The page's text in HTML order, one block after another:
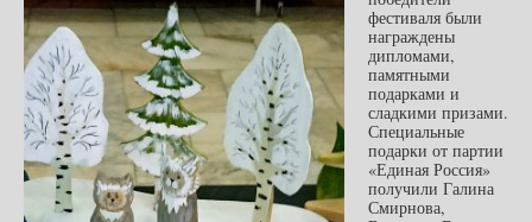
фестиваля были
награждены
дипломами,
памятными
подарками и
сладкими призами.
Специальные
подарки от партии
«Единая Россия»
получили Галина
Смирнова,